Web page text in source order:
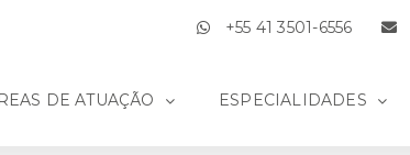
+55 41 3501-6556
DE ATUAÇÃO ESPECIALIDADES